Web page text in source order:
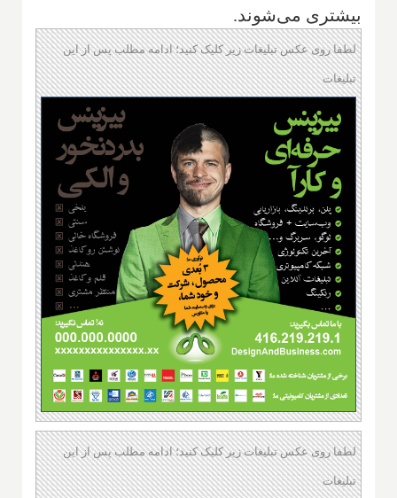
بیشتری می‌شوند.
لطفا روی عکس تبلیغات زیر کلیک کنید؛ ادامه مطلب پس از این
تبلیغات
لطفا روی عکس تبلیغات زیر کلیک کنید؛ ادامه مطلب پس از این
تبلیغات